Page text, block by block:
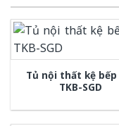
Tủ nội thất kệ bếp
TKB-SGD